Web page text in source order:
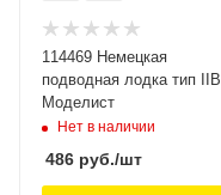
114469 Немецкая
подводная лодка тип IIB
Моделист
Нет в наличии
486 руб./шт